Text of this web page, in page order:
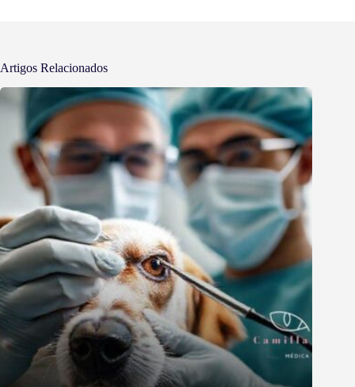
Artigos Relacionados